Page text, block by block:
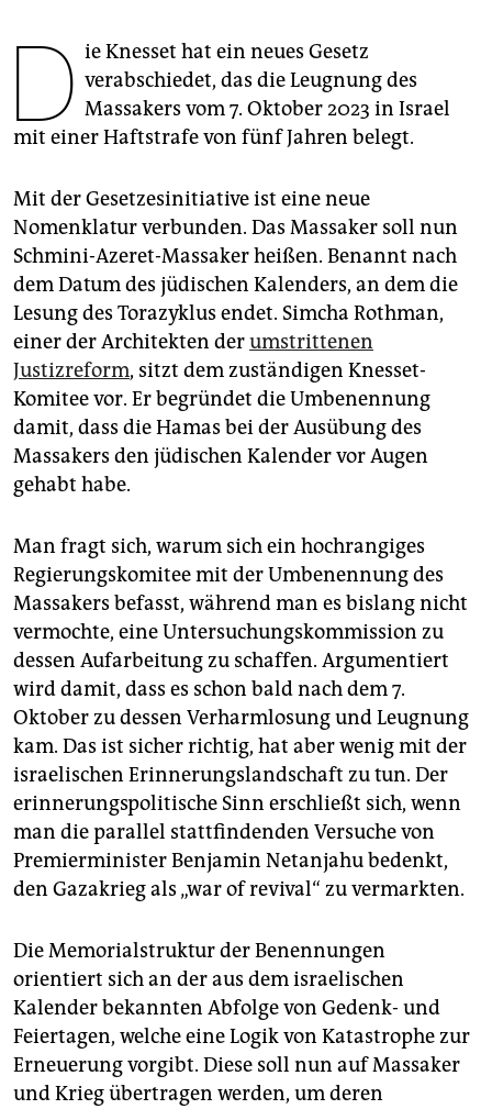
genossenschaft
epaper login
D ie Knesset hat ein neues Gesetz
verabschiedet, das die Leugnung des
Massakers vom 7. Oktober 2023 in Israel
mit einer Haftstrafe von fünf Jahren belegt.
Mit der Gesetzesinitiative ist eine neue
Nomenklatur verbunden. Das Massaker soll nun
Schmini-Azeret-Massaker heißen. Benannt nach
dem Datum des jüdischen Kalenders, an dem die
Lesung des Torazyklus endet. Simcha Rothman,
einer der Architekten derumstrittenen
Justizreform, sitzt dem zuständigen Knesset-
Komitee vor. Er begründet die Umbenennung
damit, dass die Hamas bei der Ausübung des
Massakers den jüdischen Kalender vor Augen
gehabt habe.
Man fragt sich, warum sich ein hochrangiges
Regierungskomitee mit der Umbenennung des
Massakers befasst, während man es bislang nicht
vermochte, eine Untersuchungskommission zu
dessen Aufarbeitung zu schaffen. Argumentiert
wird damit, dass es schon bald nach dem 7.
Oktober zu dessen Verharmlosung und Leugnung
kam. Das ist sicher richtig, hat aber wenig mit der
israelischen Erinnerungslandschaft zu tun. Der
erinnerungspolitische Sinn erschließt sich, wenn
man die parallel stattfindenden Versuche von
Premierminister Benjamin Netanjahu bedenkt,
den Gazakrieg als „war of revival“ zu vermarkten.
Die Memorialstruktur der Benennungen
orientiert sich an der aus dem israelischen
Kalender bekannten Abfolge von Gedenk- und
Feiertagen, welche eine Logik von Katastrophe zur
Erneuerung vorgibt. Diese soll nun auf Massaker
und Krieg übertragen werden, um deren